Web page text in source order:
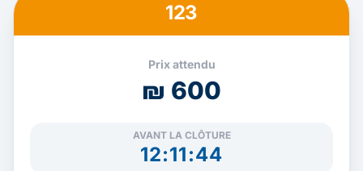
123
Prix attendu
₪ 600
AVANT LA CLÔTURE
12:11:43